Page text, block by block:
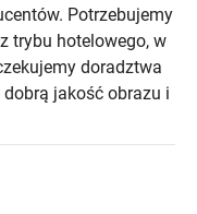
Potrzebujemy
trybu hotelowego, w
doradztwa
jakość obrazu i